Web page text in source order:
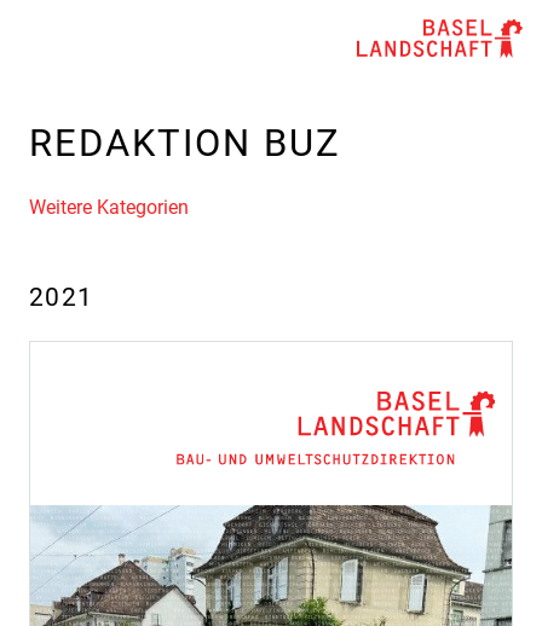
REDAKTION BUZ
Weitere Kategorien
2021